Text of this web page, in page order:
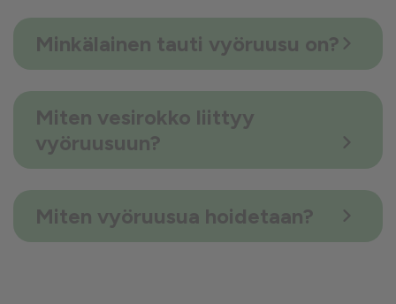
Minkälainen tauti vyöruusu on?
Miten vesirokko liittyy
vyöruusuun?
Miten vyöruusua hoidetaan?